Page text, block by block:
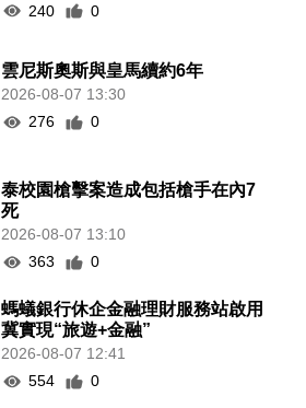
240
0
雲尼斯奧斯與皇馬續約6年
2026-08-07 13:30
276
0
泰校園槍擊案造成包括槍手在內7
死
2026-08-07 13:10
363
0
螞蟻銀行休企金融理財服務站啟用
冀實現“旅遊+金融”
2026-08-07 12:41
554
0